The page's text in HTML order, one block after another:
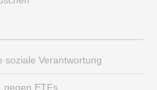
soziale Verantwortung
gegen ETFs